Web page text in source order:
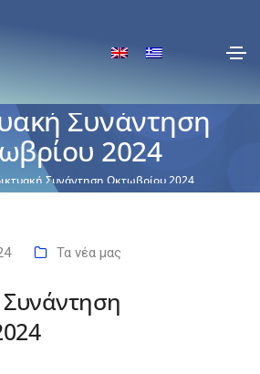
Συνάντηση
2024
Συνάντηση Οκτωβρίου 2024
Τα νέα μας